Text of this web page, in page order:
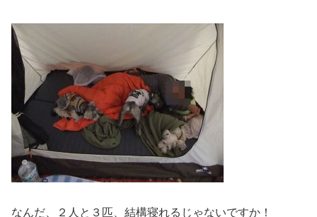
なんだ、２人と３匹、結構寝れるじゃないですか！